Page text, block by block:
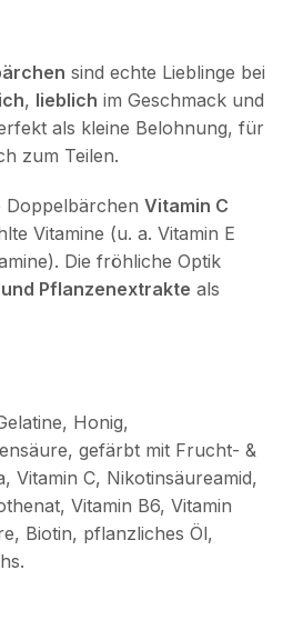
sind echte Lieblinge bei
, lieblich im Geschmack und
als kleine Belohnung, für
zum Teilen.
Doppelbärchen Vitamin C
Vitamine (u. a. Vitamin E
Die fröhliche Optik
Pflanzenextrakte als
Honig,
gefärbt mit Frucht- &
Vitamin C, Nikotinsäureamid,
Vitamin B6, Vitamin
Biotin, pflanzliches Öl,